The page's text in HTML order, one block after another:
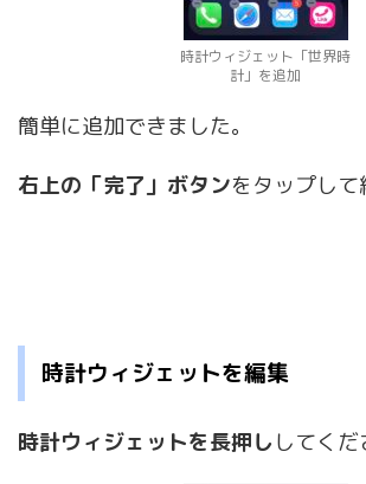
時計ウィジェット「世界時
計」を追加
簡単に追加できました。
右上の「完了」ボタンをタップして
時計ウィジェットを編集
時計ウィジェットを長押し してくだ